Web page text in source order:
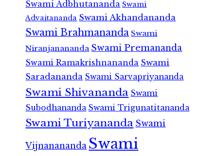
Swami Adbhutananda Swami
Advaitananda Swami Akhandananda
Swami Brahmananda Swami
Niranjanananda Swami Premananda
Swami Ramakrishnananda Swami
Saradananda Swami Sarvapriyananda
Swami Shivananda Swami
Subodhananda Swami Trigunatitananda
Swami Turiyananda Swami
Vijnanananda Swami